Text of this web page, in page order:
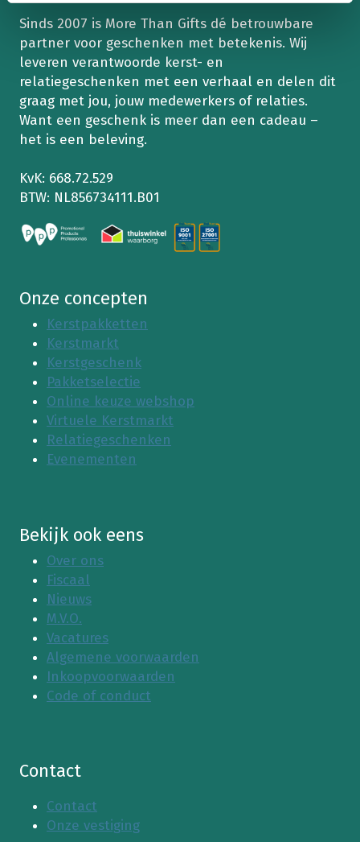
Sinds 2007 is More Than Gifts dé betrouwbare
partner voor geschenken met betekenis. Wij
leveren verantwoorde kerst- en
relatiegeschenken met een verhaal en delen dit
graag met jou, jouw medewerkers of relaties.
Want een geschenk is meer dan een cadeau –
het is een beleving.
KvK: 668.72.529
BTW: NL856734111.B01
Onze concepten
Kerstpakketten
Kerstmarkt
Kerstgeschenk
Pakketselectie
Online keuze webshop
Virtuele Kerstmarkt
Relatiegeschenken
Evenementen
Bekijk ook eens
Over ons
Fiscaal
Nieuws
M.V.O.
Vacatures
Algemene voorwaarden
Inkoopvoorwaarden
Code of conduct
Contact
Contact
Onze vestiging